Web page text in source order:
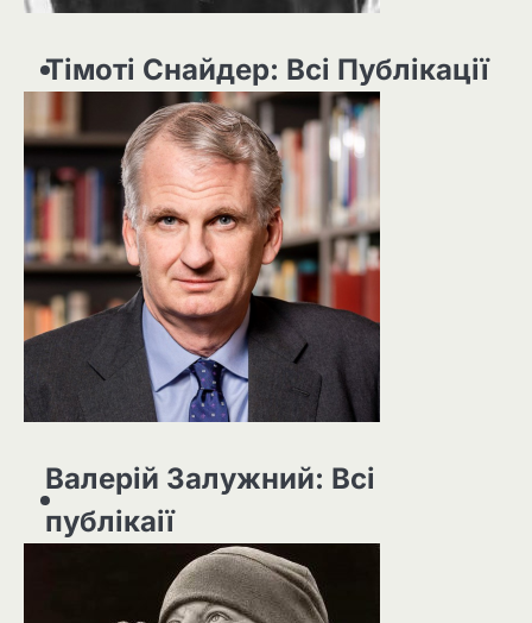
Тімоті Снайдер: Всі Публікації
Валерій Залужний: Всі
публікаії